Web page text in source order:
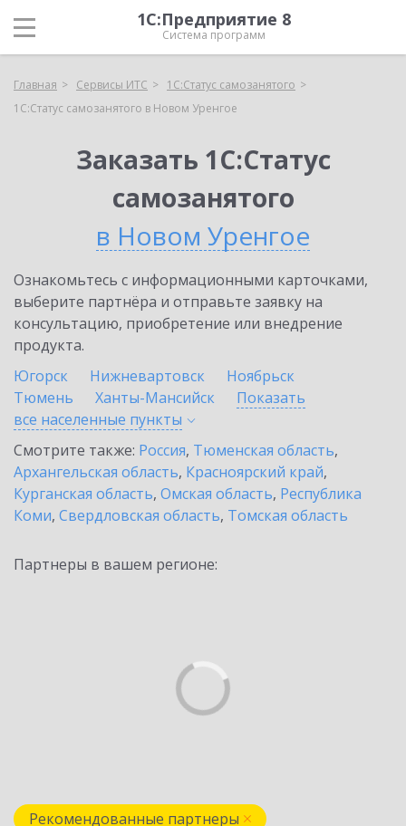
1С:Предприятие 8
Система программ
Главная Сервисы ИТС
1С:Статус самозанятого
1С:Статус самозанятого в Новом Уренгое
Заказать 1С:Статус
самозанятого
в Новом Уренгое
Ознакомьтесь с информационными карточками,
выберите партнёра и отправьте заявку на
консультацию, приобретение или внедрение
продукта.
Югорск
Нижневартовск
Ноябрьск
Тюмень
Ханты-Мансийск
Показать
все населенные пункты
Смотрите также: Россия, Тюменская область,
Архангельская область, Красноярский край,
Курганская область, Омская область, Республика
Коми, Свердловская область, Томская область
Партнеры в вашем регионе:
Рекомендованные партнеры